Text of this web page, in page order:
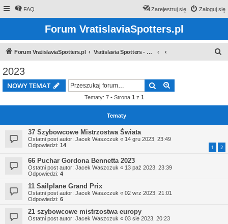
FAQ Zaloguj się
Zarejestruj się
Forum VratislaviaSpotters.pl
Forum VratislaviaSpotters.pl Vratislavia Spotters - Wroclawska grupa spotterska
2023
NOWY TEMAT Szukaj
Tematy: 7 • Strona 1 z 1
Tematy
37 Szybowcowe Mistrzostwa Świata
Ostatni post autor: Jacek Waszczuk « 14 gru 2023, 23:49
Odpowiedzi: 14 1 2
66 Puchar Gordona Bennetta 2023
Ostatni post autor: Jacek Waszczuk « 13 paź 2023, 23:39
Odpowiedzi: 4
11 Sailplane Grand Prix
Ostatni post autor: Jacek Waszczuk « 02 wrz 2023, 21:01
Odpowiedzi: 6
21 szybowcowe mistrzostwa europy
Ostatni post autor: Jacek Waszczuk « 03 sie 2023, 20:23